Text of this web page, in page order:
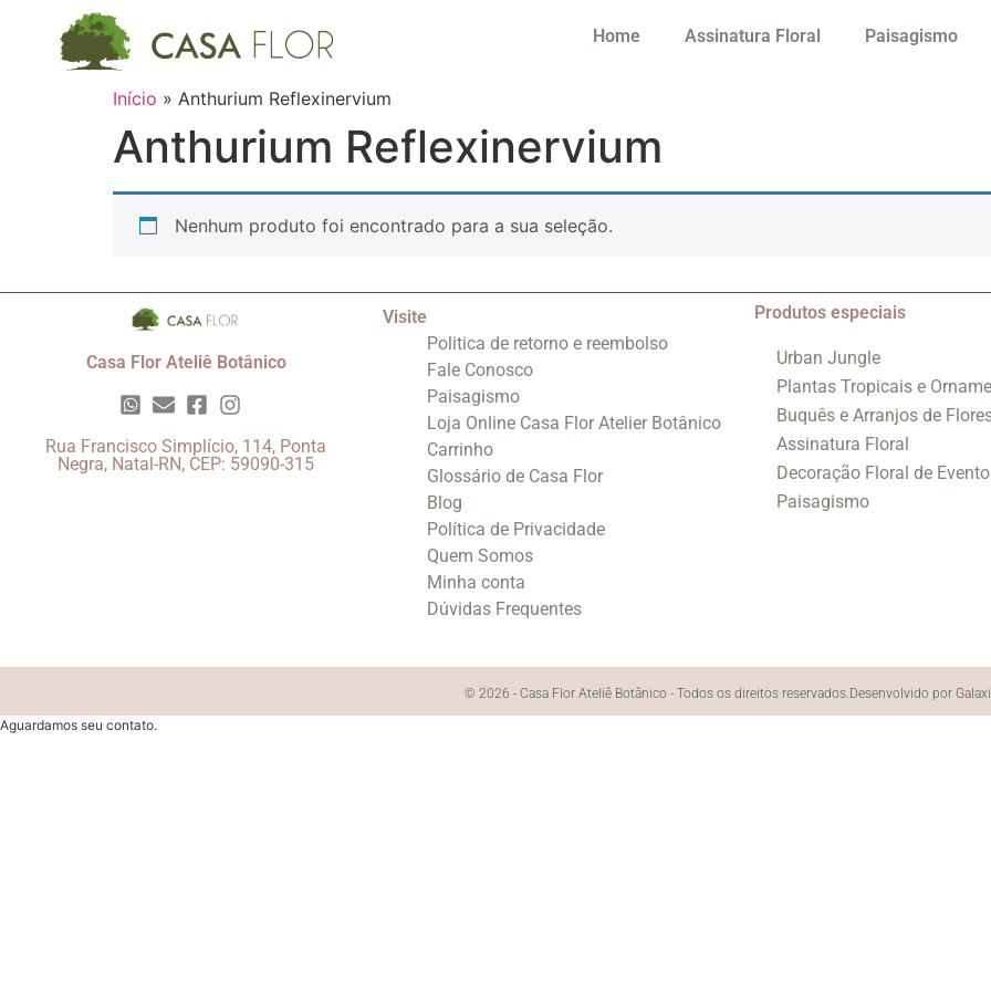
Home Assinatura Floral Paisagismo
Início » Anthurium Reflexinervium
Anthurium Reflexinervium
Nenhum produto foi encontrado para a sua seleção.
Casa Flor Ateliê Botânico
Rua Francisco Simplício, 114, Ponta
Negra, Natal-RN, CEP: 59090-315
Visite
Politica de retorno e reembolso
Fale Conosco
Paisagismo
Loja Online Casa Flor Atelier Botânico
Carrinho
Glossário de Casa Flor
Blog
Política de Privacidade
Quem Somos
Minha conta
Dúvidas Frequentes
Produtos especiais
Urban Jungle
Plantas Tropicais e
Buquês e Arranjos de
Assinatura Floral
Decoração Floral de
Paisagismo
© 2026 - Casa Flor Ateliê Botânico - Todos os direitos reservados.Desenvolvido por
Aguardamos seu contato.